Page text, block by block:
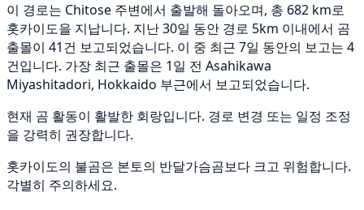
이 경로는 Chitose 주변에서 출발해 돌아오며, 총 682 km로
홋카이도을 지납니다. 지난 30일 동안 경로 5km 이내에서 곰
출몰이 41건 보고되었습니다. 이 중 최근 7일 동안의 보고는 4
건입니다. 가장 최근 출몰은 1일 전 Asahikawa
Miyashitadori, Hokkaido 부근에서 보고되었습니다.
현재 곰 활동이 활발한 회랑입니다. 경로 변경 또는 일정 조정
을 강력히 권장합니다.
홋카이도의 불곰은 본토의 반달가슴곰보다 크고 위험합니다.
각별히 주의하세요.